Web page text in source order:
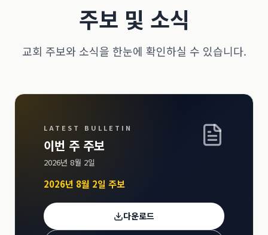
주보 및 소식
교회 주보와 소식을 한눈에 확인하실 수 있습니다.
LATEST BULLETIN
이번 주 주보
2026년 8월 2일
2026년 8월 2일 주보
다운로드